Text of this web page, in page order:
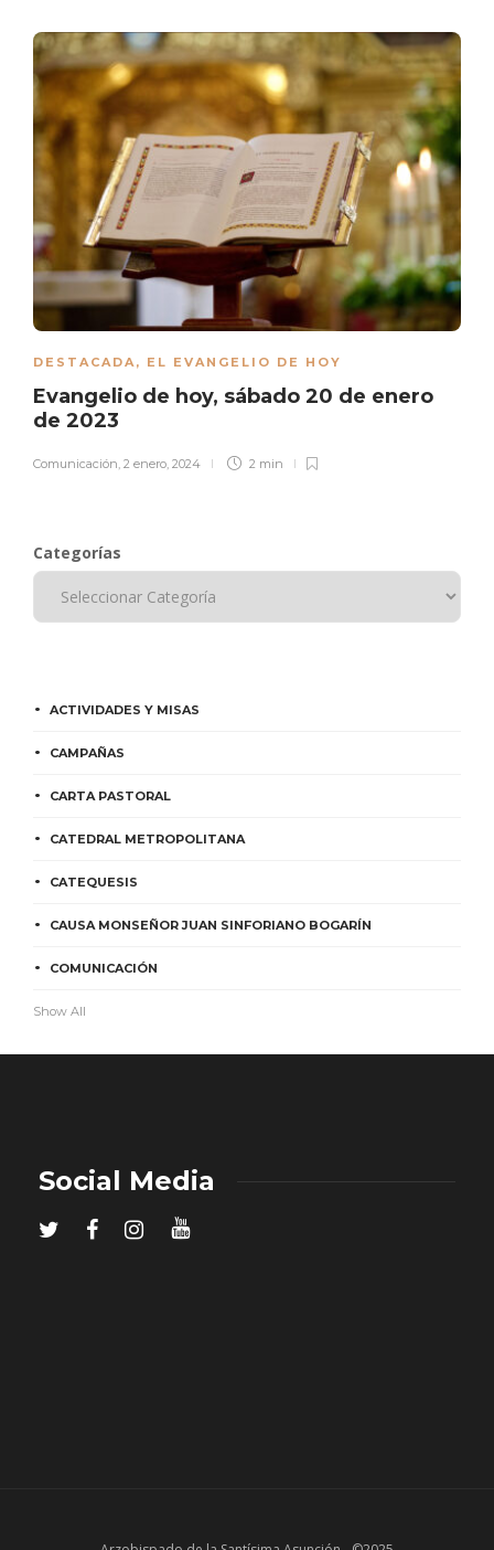
DESTACADA, EL EVANGELIO DE HOY
Evangelio de hoy, sábado 20 de enero
de 2023
Comunicación, 2 enero, 2024 2 min
Categorías
ACTIVIDADES Y MISAS
CAMPAÑAS
CARTA PASTORAL
CATEDRAL METROPOLITANA
CATEQUESIS
CAUSA MONSEÑOR JUAN SINFORIANO BOGARÍN
COMUNICACIÓN
Show All
Social Media